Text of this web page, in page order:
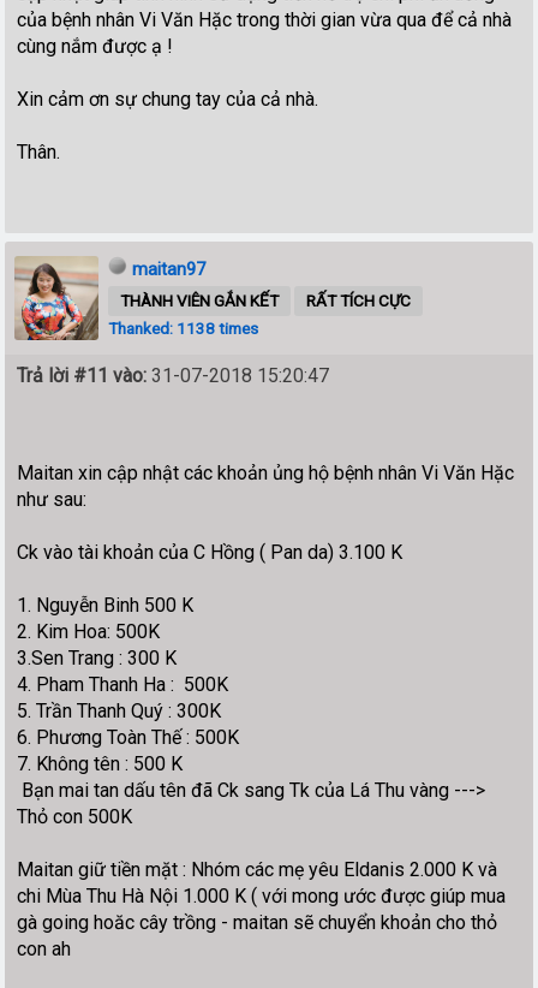
của bệnh nhân Vi Văn Hặc trong thời gian vừa qua để cả nhà
cùng nắm được ạ !
Xin cảm ơn sự chung tay của cả nhà.
Thân.
maitan97
THÀNH VIÊN GẮN KẾT
RẤT TÍCH CỰC
Thanked: 1138 times
Trả lời #11 vào: 31-07-2018 15:20:47
Maitan xin cập nhật các khoản ủng hộ bệnh nhân Vi Văn Hặc
như sau:
Ck vào tài khoản của C Hồng ( Pan da) 3.100 K
1. Nguyễn Binh 500 K
2. Kim Hoa: 500K
3.Sen Trang : 300 K
4. Pham Thanh Ha : 500K
5. Trần Thanh Quý : 300K
6. Phương Toàn Thế : 500K
7. Không tên : 500 K
Bạn mai tan dấu tên đã Ck sang Tk của Lá Thu vàng --->
Thỏ con 500K
Maitan giữ tiền mặt : Nhóm các mẹ yêu Eldanis 2.000 K và
chi Mùa Thu Hà Nội 1.000 K ( với mong ước được giúp mua
gà going hoăc cây trồng - maitan sẽ chuyển khoản cho thỏ
con ah